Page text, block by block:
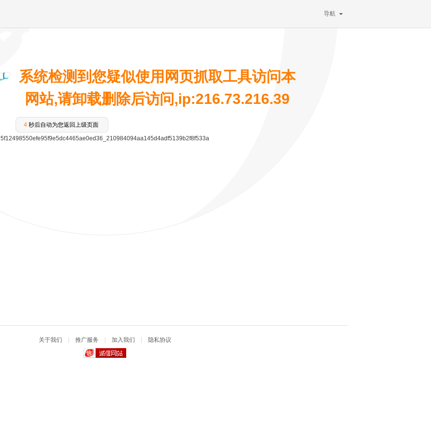
导航
系统检测到您疑似使用网页抓取工具访问本
网站,请卸载删除后访问,ip:216.73.216.39
4 秒后自动为您返回上级页面
5f12498550efe95f9e5dc4465ae0ed36_210984094aa145d4adf5139b2f8f533a
关于我们 推广服务 加入我们 隐私协议